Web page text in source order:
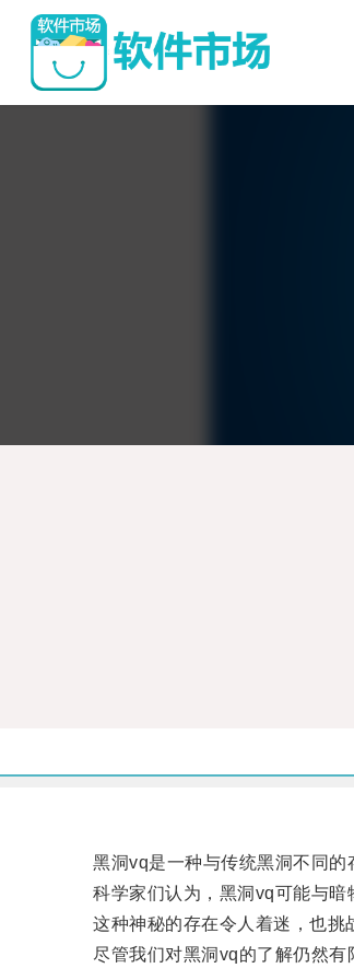
黑洞vq是一种与传统黑洞不同的
科学家们认为，黑洞vq可能与暗
这种神秘的存在令人着迷，也挑
尽管我们对黑洞vq的了解仍然有